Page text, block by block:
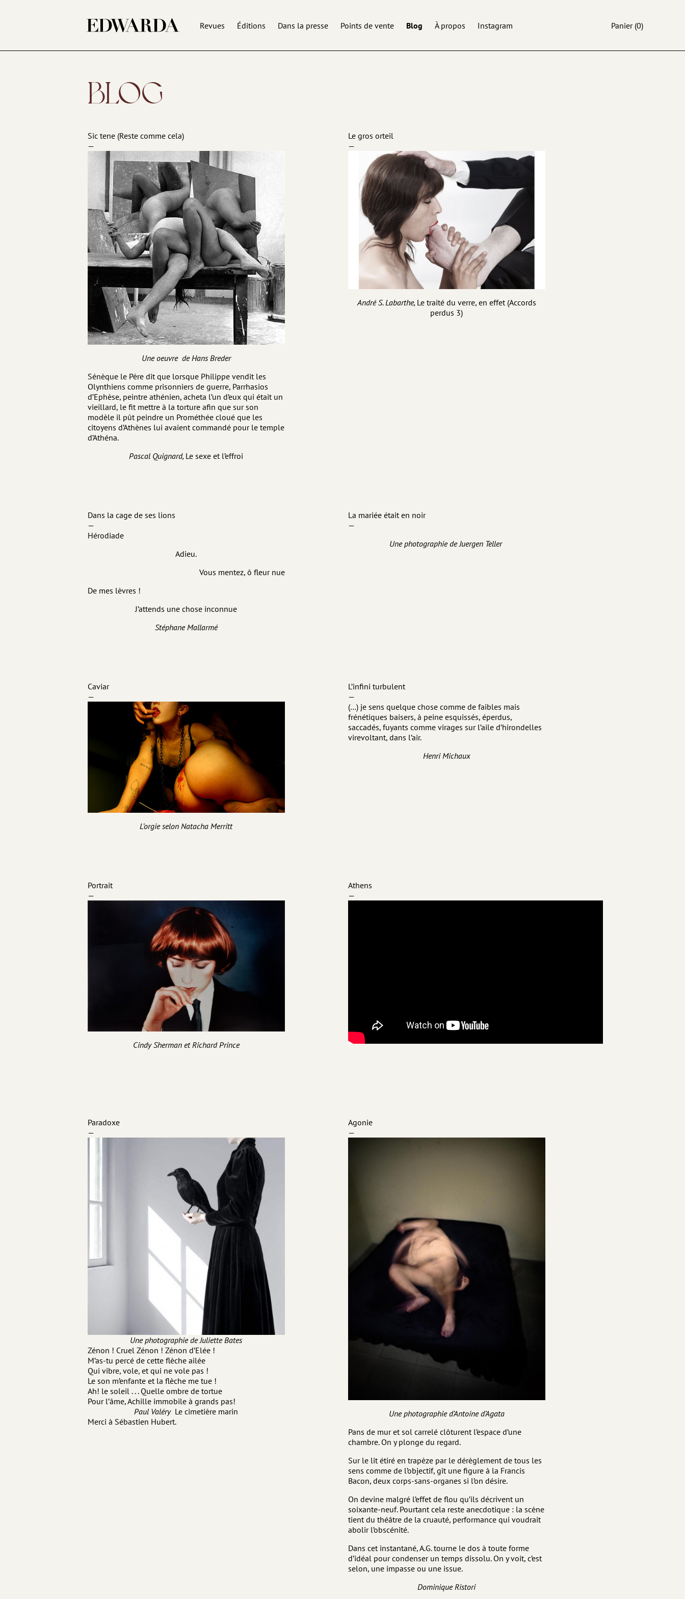
Revues Éditions Dans la presse Points de vente Blog À propos Instagram Panier (0)
BLOG
Sic tene (Reste comme cela)
—
Une oeuvre de Hans Breder
Sénèque le Père dit que lorsque Philippe vendit les
Olynthiens comme prisonniers de guerre, Parrhasios
d’Ephèse, peintre athénien, acheta l’un d’eux qui était un
vieillard, le fit mettre à la torture afin que sur son
modèle il pût peindre un Prométhée cloué que les
citoyens d’Athènes lui avaient commandé pour le temple
d’Athéna.
Pascal Quignard, Le sexe et l’effroi
Le gros orteil
—
André S. Labarthe, Le traité du verre, en effet (Accords
perdus 3)
Dans la cage de ses lions
—
Hérodiade
Adieu.
Vous mentez, ô fleur nue
De mes lèvres !
J’attends une chose inconnue
Stéphane Mallarmé
La mariée était en noir
—
Une photographie de Juergen Teller
Caviar
—
L’orgie selon Natacha Merritt
L’infini turbulent
—
(…) je sens quelque chose comme de faibles mais
frénétiques baisers, à peine esquissés, éperdus,
saccadés, fuyants comme virages sur l’aile d’hirondelles
virevoltant, dans l’air.
Henri Michaux
Portrait
—
Cindy Sherman et Richard Prince
Athens
—
Paradoxe
—
Une photographie de Juliette Bates
Zénon ! Cruel Zénon ! Zénon d’Elée !
M’as-tu percé de cette flèche ailée
Qui vibre, vole, et qui ne vole pas !
Le son m’enfante et la flèche me tue !
Ah! le soleil . . . Quelle ombre de tortue
Pour l’âme, Achille immobile à grands pas!
Paul ValéryLe cimetière marin
Merci à Sébastien Hubert.
Agonie
—
Une photographie d’Antoine d’Agata
Pans de mur et sol carrelé clôturent l’espace d’une
chambre. On y plonge du regard.
Sur le lit étiré en trapèze par le dérèglement de tous les
sens comme de l’objectif, gît une figure à la Francis
Bacon, deux corps-sans-organes si l’on désire.
On devine malgré l’effet de flou qu’ils décrivent un
soixante-neuf. Pourtant cela reste anecdotique : la scène
tient du théâtre de la cruauté, performance qui voudrait
abolir l’obscénité.
Dans cet instantané, A.G. tourne le dos à toute forme
d’idéal pour condenser un temps dissolu. On y voit, c’est
selon, une impasse ou une issue.
Dominique Ristori